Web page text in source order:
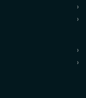
›
›
›
›